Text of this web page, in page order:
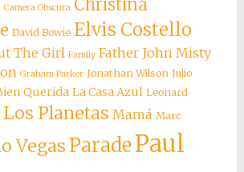
Camera Obscura Christina
David Bowie Elvis Costello
The Girl Family Father John Misty
Graham Parker Jonathan Wilson Julio
Querida La Casa Azul Leonard
Los Planetas Mamá Marc
Vegas ParadePaul